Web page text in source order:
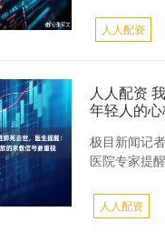
人人配资
人人配资
年轻人的
极目新闻记
医院专家提
人人配资